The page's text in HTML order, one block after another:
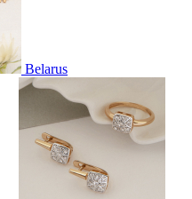
Belarus